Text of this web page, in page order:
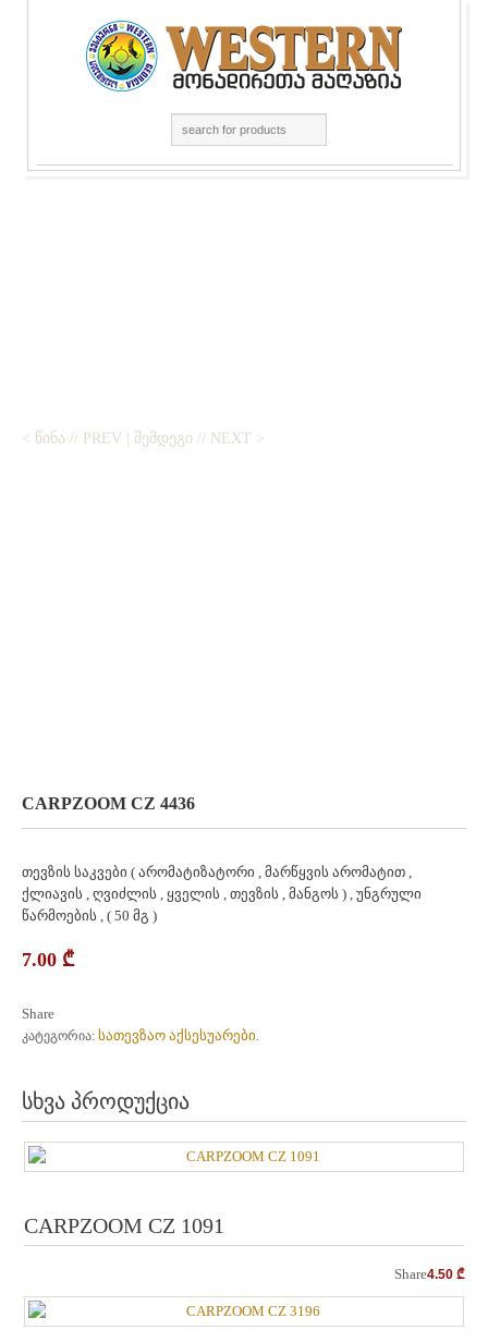
< ᲬᲘᲜᲐ // PREV | ᲨᲔᲛᲓᲔᲒᲘ // NEXT >
CARPZOOM CZ 4436
თევზის საკვები ( არომატიზატორი , მარწყვის არომატით ,
ქლიავის , ღვიძლის , ყველის , თევზის , მანგოს ) , უნგრული
წარმოების , ( 50 მგ )
7.00 ₾
Share
კატეგორია: სათევზაო აქსესუარები.
სხვა პროდუქცია
CARPZOOM CZ 1091
4.50 ₾
Share